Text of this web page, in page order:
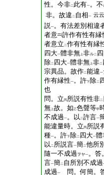
性。今非二 此有一。不
非。故違 二 自相一 云云
説一。有法差別相違
者意
許作有性有縁
者意立 二作有性有縁
四大一體非無 上非ル二
除二 四大一體非無 上非二
宗異品。故作二能違一
作有縁性一。許下除二
也
問。立丙所説有性非二
無 上故。如乙色聲等甲
不成過一。以 二許言一
能違量時。立丙所説
種一。許下除二 四大一體
以 二 所説言一簡二他所
隨一不成過 ヲヤ一。答
言一簡二 自所別不成過
成過一
問。何簡。